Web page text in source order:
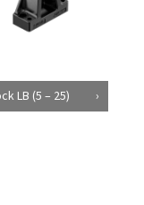
LB (5 – 25)